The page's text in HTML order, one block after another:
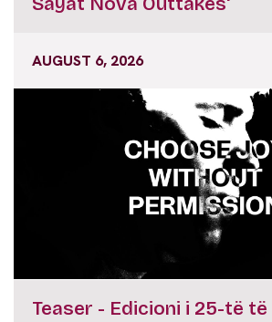
AUGUST 6, 2026
Teaser - Edicioni i 25-të